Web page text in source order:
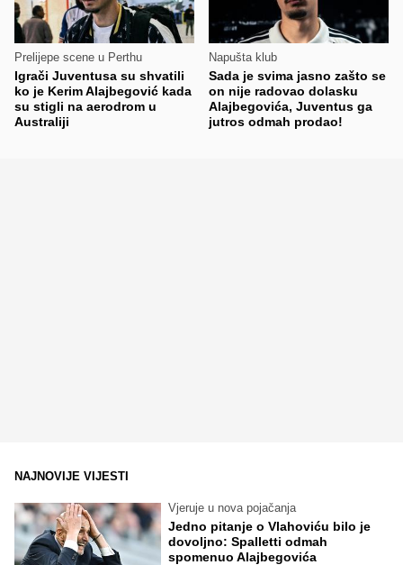
Prelijepe scene u Perthu
Igrači Juventusa su shvatili
ko je Kerim Alajbegović kada
su stigli na aerodrom u
Australiji
Napušta klub
Sada je svima jasno zašto se
on nije radovao dolasku
Alajbegovića, Juventus ga
jutros odmah prodao!
NAJNOVIJE VIJESTI
Vjeruje u nova pojačanja
Jedno pitanje o Vlahoviću bilo je
dovoljno: Spalletti odmah
spomenuo Alajbegovića